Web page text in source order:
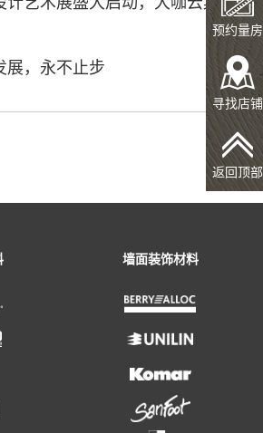
展，永不止步
预约量房
寻找店铺
返回顶部